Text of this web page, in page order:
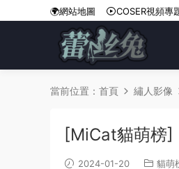
🌍網站地圖 COSER視頻專
當前位置： 首頁 繡人影像
[MiCat貓萌榜]
2024-01-20 貓萌